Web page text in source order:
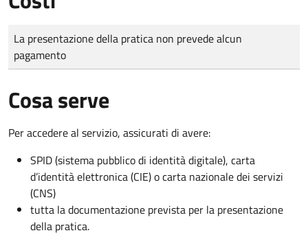
Tipo di pagamento
Importo
La presentazione della pratica non prevede alcun
pagamento
Cosa serve
Per accedere al servizio, assicurati di avere:
SPID (sistema pubblico di identità digitale), carta
d’identità elettronica (CIE) o carta nazionale dei servizi
(CNS)
tutta la documentazione prevista per la presentazione
della pratica.